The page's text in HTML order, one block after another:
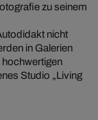
zu seinem
nicht
in Galerien
hochwertigen
Studio „Living